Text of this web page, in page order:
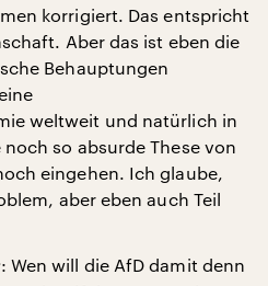
korrigiert. Das entspricht
Aber das ist eben die
Behauptungen
weltweit und natürlich in
so absurde These von
eingehen. Ich glaube,
aber eben auch Teil
: Wen will die AfD damit denn